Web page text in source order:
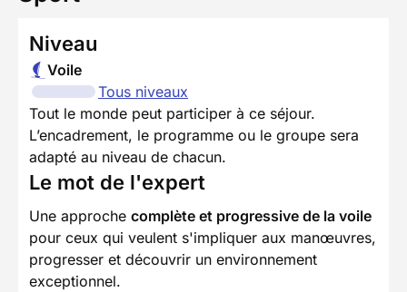
Niveau
Voile
Tous niveaux
Tout le monde peut participer à ce séjour.
L’encadrement, le programme ou le groupe sera
adapté au niveau de chacun.
Le mot de l'expert
Une approche complète et progressive de la voile
pour ceux qui veulent s'impliquer aux manœuvres,
progresser et découvrir un environnement
exceptionnel.